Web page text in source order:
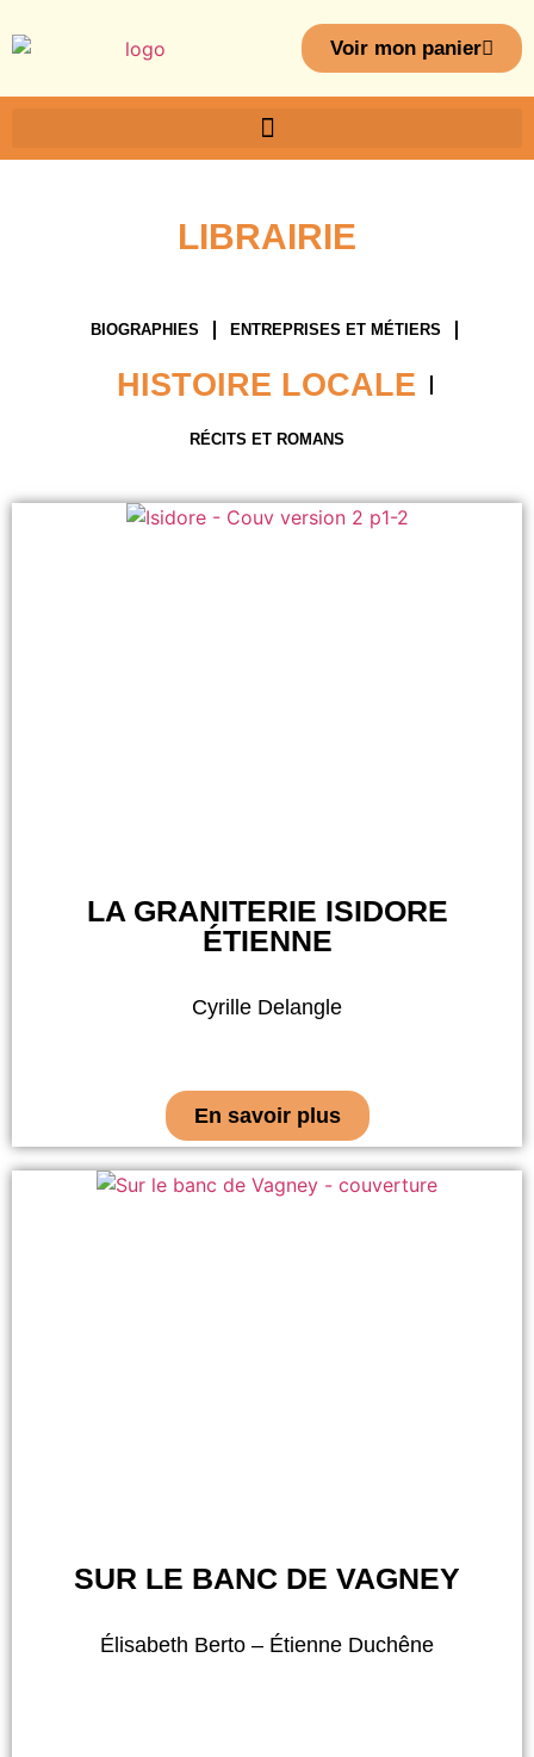
Voir mon panier
LIBRAIRIE
BIOGRAPHIES ENTREPRISES ET MÉTIERS
HISTOIRE LOCALE
RÉCITS ET ROMANS
LA GRANITERIE ISIDORE
ÉTIENNE
Cyrille Delangle
En savoir plus
SUR LE BANC DE VAGNEY
Élisabeth Berto – Étienne Duchêne